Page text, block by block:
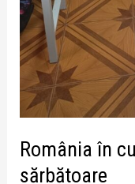
România în
sărbătoare